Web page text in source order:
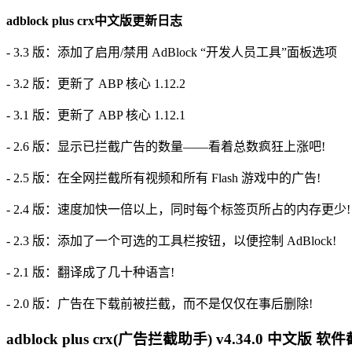
adblock plus crx中文版更新日志
- 3.3 版：添加了启用/禁用 AdBlock “开发人员工具”面板选项
- 3.2 版：更新了 ABP 核心 1.12.2
- 3.1 版：更新了 ABP 核心 1.12.1
- 2.6 版：显示已拦截广告的数量——看着总数疯狂上涨吧!
- 2.5 版：在全网拦截所有视频和所有 Flash 游戏中的广告!
- 2.4 版：速度加快一倍以上，同时每个标签页所占的内存更少!
- 2.3 版：添加了一个可选的工具栏按钮，以便控制 AdBlock!
- 2.1 版：翻译成了几十种语言!
- 2.0 版：广告在下载前被拦截，而不是仅仅在事后删除!
adblock plus crx(广告拦截助手) v4.34.0 中文版 软件